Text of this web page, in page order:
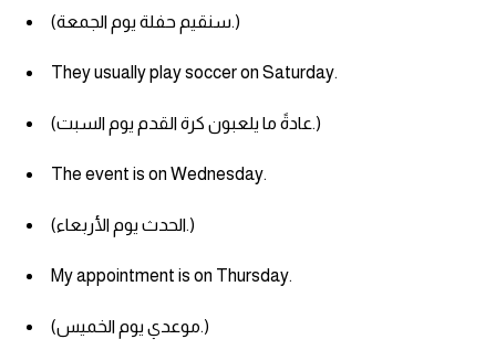
(سنقيم حفلة يوم الجمعة.)
They usually play soccer on Saturday.
(عادةً ما يلعبون كرة القدم يوم السبت.)
The event is on Wednesday.
(الحدث يوم الأربعاء.)
My appointment is on Thursday.
(موعدي يوم الخميس.)